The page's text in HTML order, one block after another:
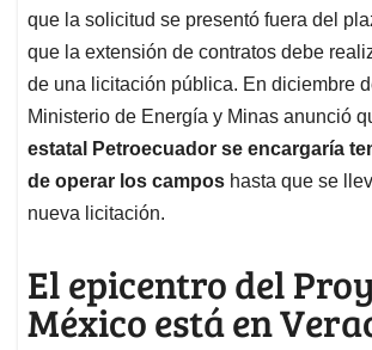
que la solicitud se presentó fuera del
que la extensión de contratos debe
de una licitación pública. En diciembre
Ministerio de Energía y Minas anunció
estatal Petroecuador se encargaría
de operar los campos hasta que se
nueva licitación.
El epicentro del
México está en